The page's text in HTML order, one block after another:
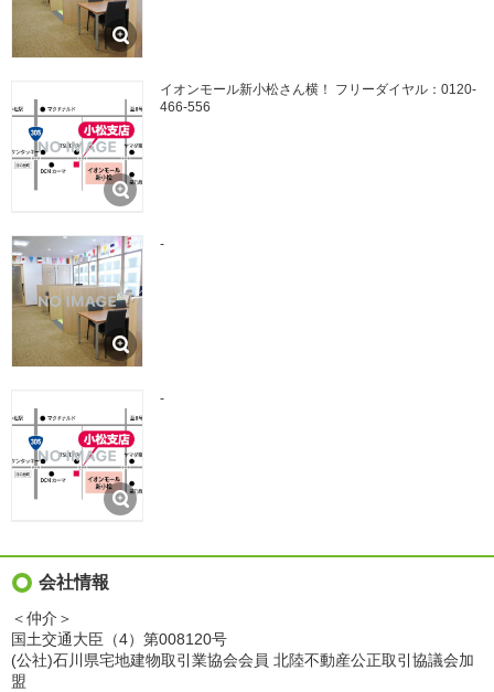
イオンモール新小松さん横！ フリーダイヤル：0120-
466-556
-
-
会社情報
＜仲介＞
国土交通大臣（4）第008120号
(公社)石川県宅地建物取引業協会会員 北陸不動産公正取引協議会加
盟